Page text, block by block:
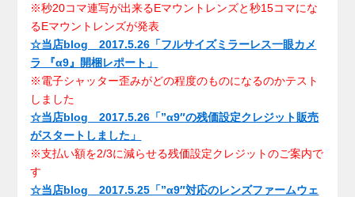
※秒20コマ連写が出来るEマウントレンズと秒15コマにな
るEマウントレンズが発表
☆当店blog 2017.5.26「フルサイズミラーレス一眼カメ
ラ 『α9』開梱レポート 」
※電子シャッター歪みがどの程度のものになるのかテスト
しました
☆当店blog 2017.5.26「”α9″の残価設定クレジット販売
がスタートしました」
※支払い額を2/3に減らせる残価設定クレジットのご案内で
す
☆当店blog 2017.5.25「”α9″対応のレンズファームウェ